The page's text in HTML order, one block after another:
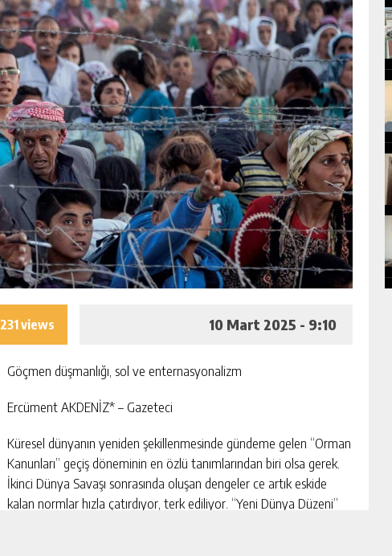
231 views 10 Mart 2025 - 9:10
Göçmen düşmanlığı, sol ve enternasyonalizm
Ercüment AKDENİZ* – Gazeteci
Küresel dünyanın yeniden şekillenmesinde gündeme gelen “Orman
Kanunları” geçiş döneminin en özlü tanımlarından biri olsa gerek.
İkinci Dünya Savaşı sonrasında oluşan dengeler ce artık eskide
kalan normlar hızla çatırdıyor, terk ediliyor. “Yeni Dünya Düzeni”